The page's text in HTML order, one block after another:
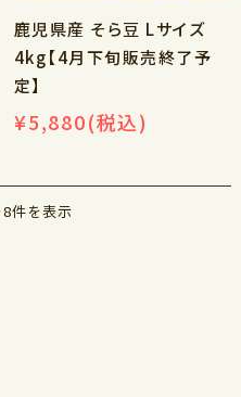
鹿児県産 そら豆 Lサイズ
4kg【4月下旬販売終了予
定】
¥5,880(税込)
件を表示